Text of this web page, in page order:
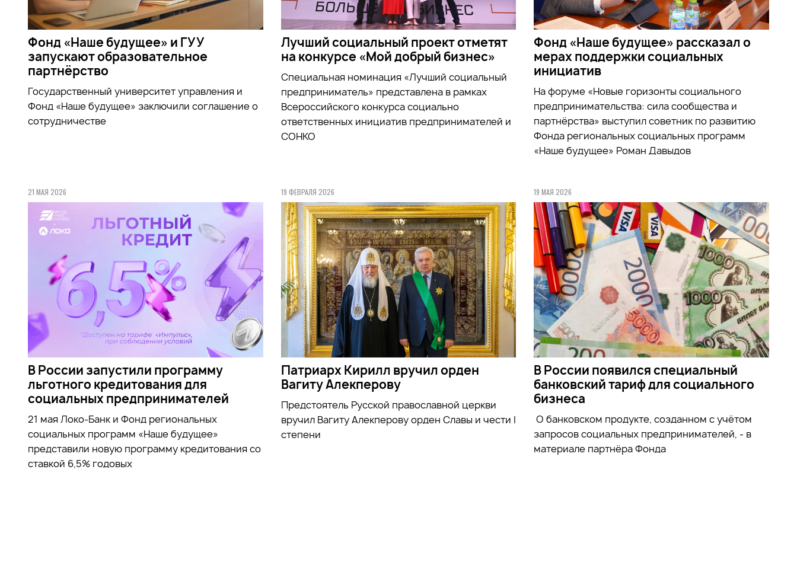
Фонд «Наше будущее» и ГУУ
запускают образовательное
партнёрство
Государственный университет управления и
Фонд «Наше будущее» заключили соглашение о
сотрудничестве
Лучший социальный проект отметят
на конкурсе «Мой добрый бизнес»
Специальная номинация «Лучший социальный
предприниматель» представлена в рамках
Всероссийского конкурса социально
ответственных инициатив предпринимателей и
СОНКО
Фонд «Наше будущее» рассказал о
мерах поддержки социальных
инициатив
На форуме «Новые горизонты социального
предпринимательства: сила сообщества и
партнёрства» выступил советник по развитию
Фонда региональных социальных программ
«Наше будущее» Роман Давыдов
21 МАЯ 2026
В России запустили программу
льготного кредитования для
социальных предпринимателей
21 мая Локо-Банк и Фонд региональных
социальных программ «Наше будущее»
представили новую программу кредитования со
ставкой 6,5% годовых
19 ФЕВРАЛЯ 2026
Патриарх Кирилл вручил орден
Вагиту Алекперову
Предстоятель Русской православной церкви
вручил Вагиту Алекперову орден Славы и чести I
степени
19 МАЯ 2026
В России появился специальный
банковский тариф для социального
бизнеса
О банковском продукте, созданном с учётом
запросов социальных предпринимателей, - в
материале партнёра Фонда